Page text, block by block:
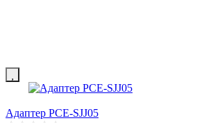
Адаптер PCE-SJJ05